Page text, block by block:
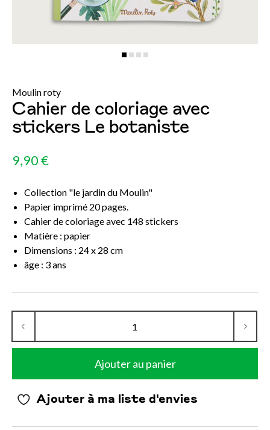
Moulin roty
Cahier de coloriage avec
stickers Le botaniste
9,90 €
Collection "le jardin du Moulin"
Papier imprimé 20 pages.
Cahier de coloriage avec 148 stickers
Matière : papier
Dimensions : 24 x 28 cm
âge : 3 ans
Ajouter au panier
Ajouter à ma liste d'envies